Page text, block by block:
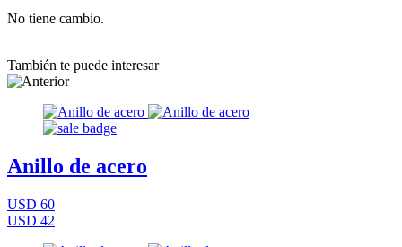
No tiene cambio.
También te puede interesar
Anillo de acero
USD 60
USD 42